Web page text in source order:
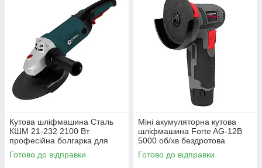
Кутова шліфмашина Сталь
КШМ 21-232 2100 Вт
професійна болгарка для
металу каменю бетону
Готово до відправки
Міні акумуляторна кутова
шліфмашина Forte AG-12B
5000 об/хв бездротова
болгарка акумуляторна
Готово до відправки